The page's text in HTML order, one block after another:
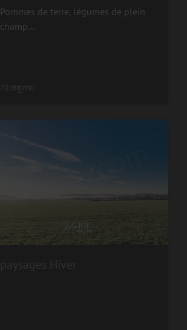
Pommes de terre, légumes de plein
champ...
70 ಚಿತ್ರಗಳು